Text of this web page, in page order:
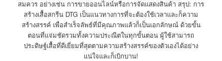
สมควร อย่างเช่น การขายออนไลน์หรือการจัดแสดงสินค้า สรุป: การ
สร้างเสื้อสกรีน DTG เป็นแนวทางการที่จะต้องใช้เวลาและก็ความ
สร้างสรรค์ เพื่อสำเร็จลัพธ์ที่มีคุณภาพแล้วก็เป็นเอกลักษณ์ ด้วยขั้น
ตอนที่แจ่มชัดรวมทั้งความประณีตในทุกขั้นตอน ผู้ใช้สามารถ
ประดิษฐ์เสื้อที่ดีเยี่ยมที่สุดตามความสร้างสรรค์ของตัวเองได้อย่าง
แน่ใจและก็เบิกบาน!